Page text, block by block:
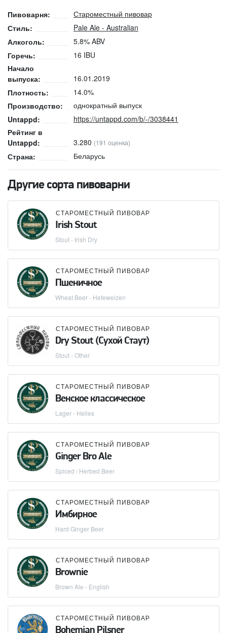
Пивоварня:
Староместный пивовар
Стиль:
Pale Ale - Australian
Алкоголь:
5.8% ABV
Горечь:
16 IBU
Начало
выпуска:
16.01.2019
Плотность:
14.0%
Производство:
однократный выпуск
Untappd:
https://untappd.com/b/-/3038441
Рейтинг в
Untappd:
3.280 (191 оценка)
Страна: Беларусь
Другие сорта пивоварни
СТАРОМЕСТНЫЙ ПИВОВАР
Irish Stout
Stout - Irish Dry
СТАРОМЕСТНЫЙ ПИВОВАР
Пшеничное
Wheat Beer - Hefeweizen
СТАРОМЕСТНЫЙ ПИВОВАР
Dry Stout (Сухой Стаут)
Stout - Other
СТАРОМЕСТНЫЙ ПИВОВАР
Венское классическое
Lager - Helles
СТАРОМЕСТНЫЙ ПИВОВАР
Ginger Bro Ale
Spiced / Herbed Beer
СТАРОМЕСТНЫЙ ПИВОВАР
Имбирное
Hard Ginger Beer
СТАРОМЕСТНЫЙ ПИВОВАР
Brownie
Brown Ale - English
СТАРОМЕСТНЫЙ ПИВОВАР
Bohemian Pilsner